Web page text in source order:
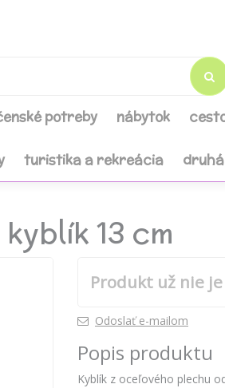
potreby nábytok
turistika a rekreácia
13 cm
Produkt už nie
Odoslať e-mailom
Popis produktu
Kyblík z oceľového plechu